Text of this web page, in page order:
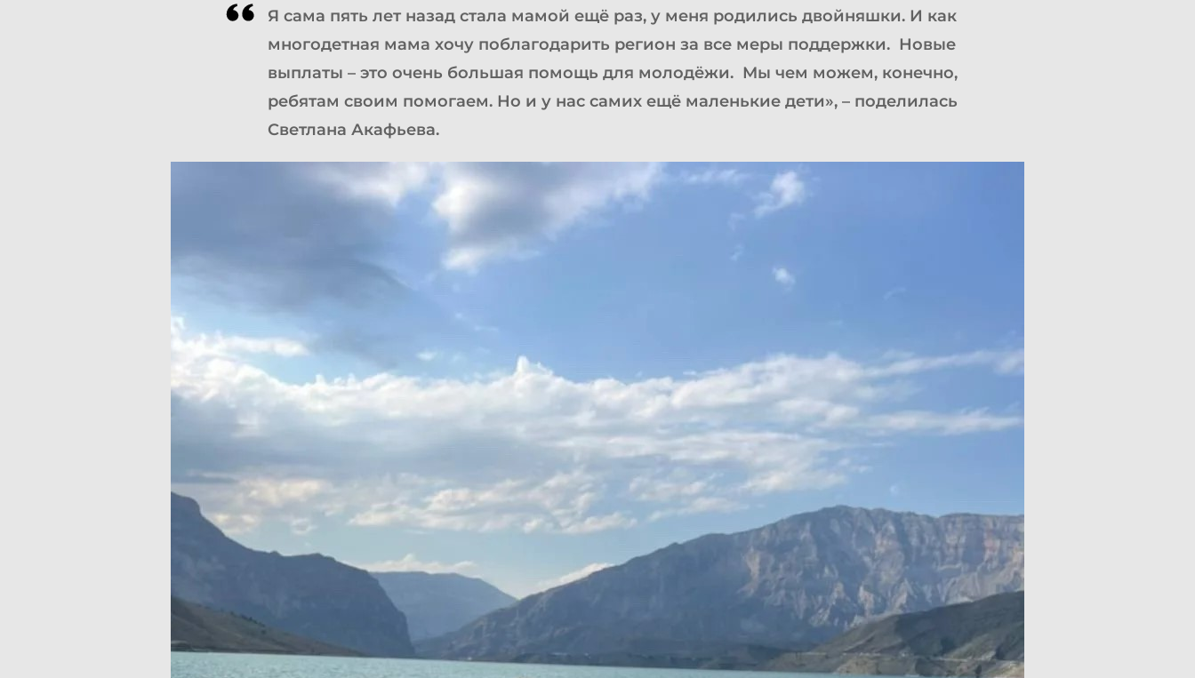
Я сама пять лет назад стала мамой ещё раз, у меня родились двойняшки. И как
многодетная мама хочу поблагодарить регион за все меры поддержки. Новые
выплаты – это очень большая помощь для молодёжи. Мы чем можем, конечно,
ребятам своим помогаем. Но и у нас самих ещё маленькие дети», – поделилась
Светлана Акафьева.